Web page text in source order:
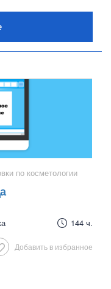
по косметологии
144 ч.
Добавить в избранное